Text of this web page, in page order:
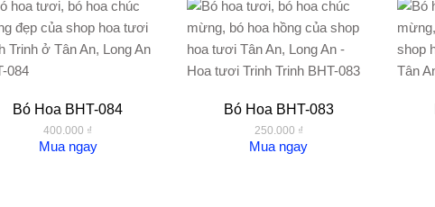
Bó Hoa BHT-084
400.000 ₫
Mua ngay
Bó Hoa BHT-083
250.000 ₫
Mua ngay